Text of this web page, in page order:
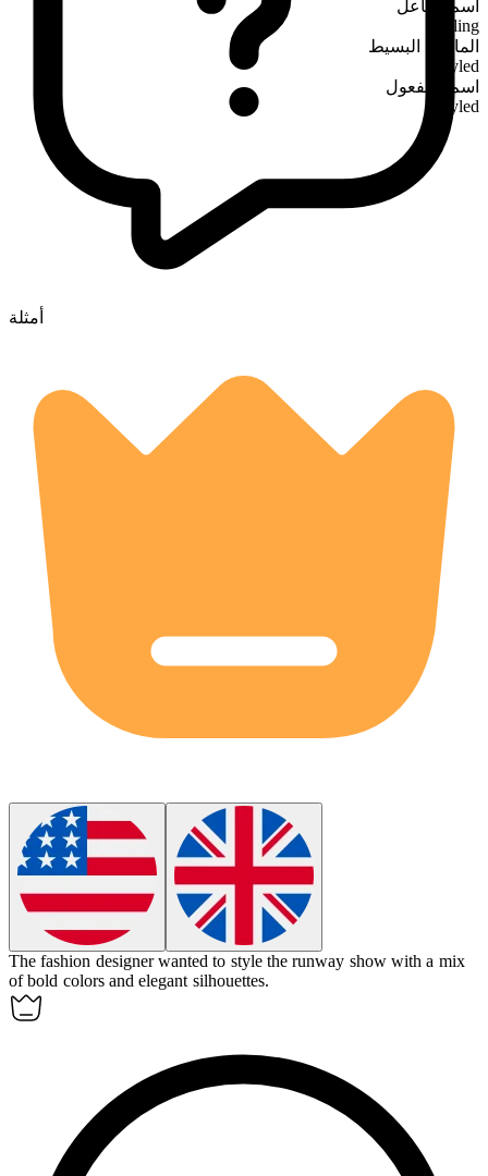
اسم الفاعل
styling
الماضي البسيط
styled
اسم المفعول
styled
أمثلة
The fashion designer wanted to style the runway show with a mix
of bold colors and elegant silhouettes.